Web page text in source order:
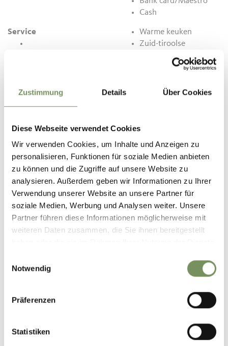
Zustimmung Details Über Cookies
Diese Webseite verwendet Cookies
Wir verwenden Cookies, um Inhalte und Anzeigen zu
personalisieren, Funktionen für soziale Medien anbieten
zu können und die Zugriffe auf unsere Website zu
analysieren. Außerdem geben wir Informationen zu Ihrer
Verwendung unserer Website an unsere Partner für
soziale Medien, Werbung und Analysen weiter. Unsere
Partner führen diese Informationen möglicherweise mit
weiteren Daten zusammen, die Sie ihnen bereitgestellt
Notwendig
Präferenzen
Statistiken
Cash
Service
buses welcome
Warme keuken
Zuid-tiroolse
specialiteiten
Internationale keuken
Grillspecialiteiten
Kindermenu
Contact
39010
kontakt@hilberkeller.eu
www.hilberkeller.eu
T+39 0473 240051
WAS DE INHOUD NUTTIG VOOR U? NO